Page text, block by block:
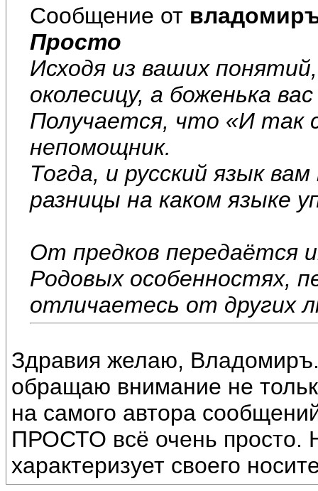
Сообщение от
Просто
Исходя из ваших
околесицу, а боженька
Получается, что «И так
непомощник.
Тогда, и русский язык
разницы на каком языке
От предков передаётся
Родовых особенностях,
отличаетесь от других
Здравия желаю,
обращаю внимание не
на самого автора
ПРОСТО всё очень просто.
характеризует своего